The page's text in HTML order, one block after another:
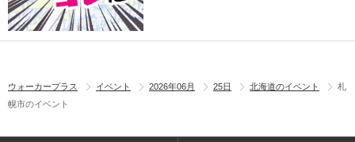
ウォーカープラス イベント 2026年06月 25日 北海道のイベント
札
幌市のイベント